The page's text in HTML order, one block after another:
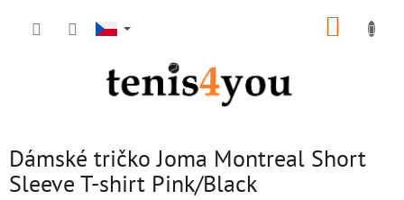
Dámské tričko Joma Montreal Short
Sleeve T-shirt Pink/Black